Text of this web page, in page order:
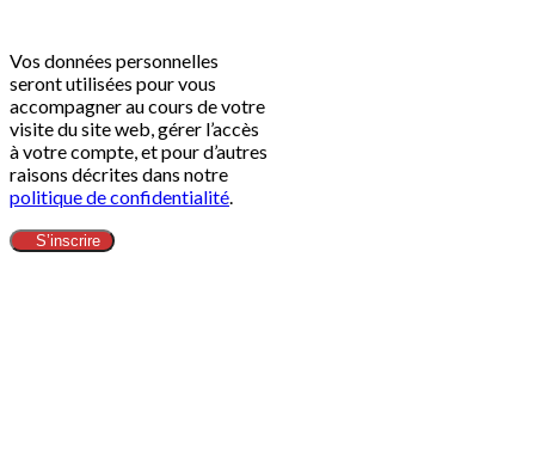
Vos données personnelles
seront utilisées pour vous
accompagner au cours de votre
visite du site web, gérer l’accès
à votre compte, et pour d’autres
raisons décrites dans notre
politique de confidentialité
S’inscrire